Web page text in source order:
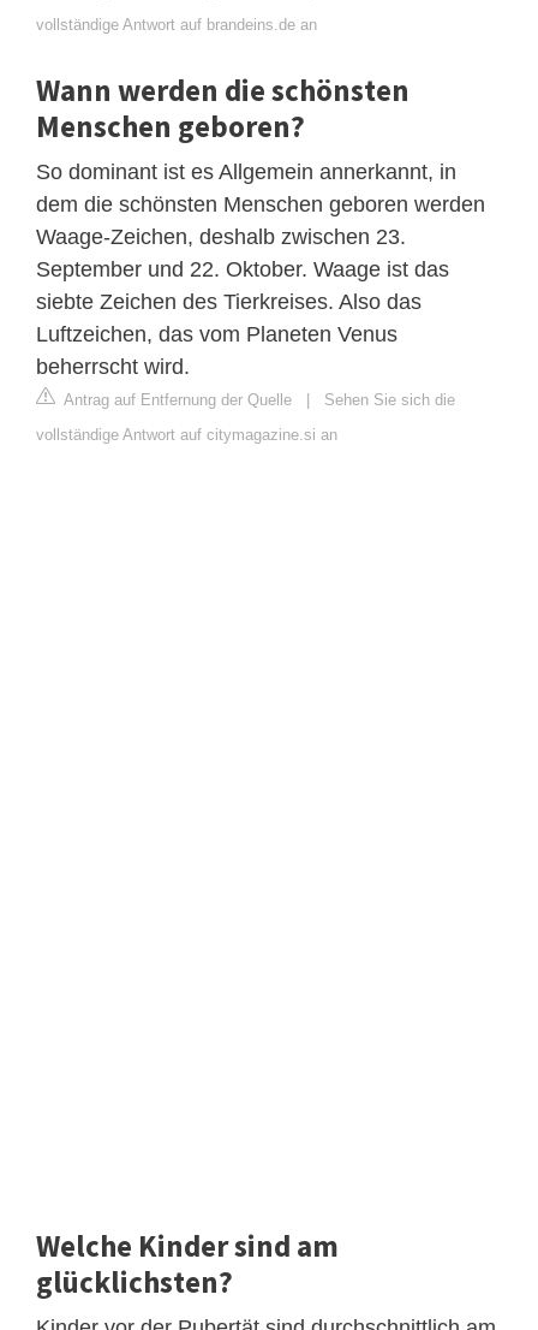
vollständige Antwort auf brandeins.de an
Wann werden die schönsten
Menschen geboren?
So dominant ist es Allgemein annerkannt, in
dem die schönsten Menschen geboren werden
Waage-Zeichen, deshalb zwischen 23.
September und 22. Oktober. Waage ist das
siebte Zeichen des Tierkreises. Also das
Luftzeichen, das vom Planeten Venus
beherrscht wird.
Antrag auf Entfernung der Quelle | Sehen Sie sich die
vollständige Antwort auf citymagazine.si an
Welche Kinder sind am
glücklichsten?